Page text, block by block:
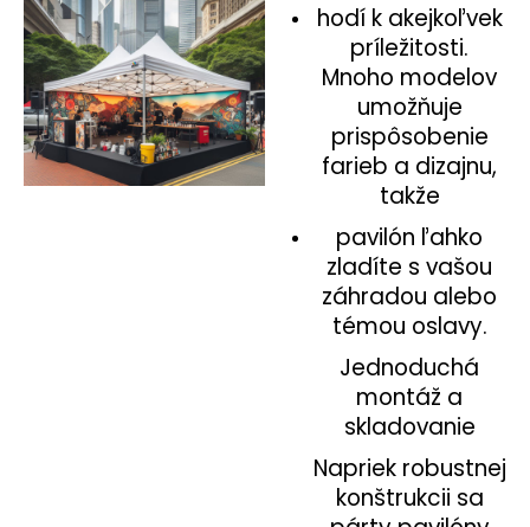
hodí k akejkoľvek
príležitosti.
Mnoho modelov
umožňuje
prispôsobenie
farieb a dizajnu,
takže
pavilón ľahko
zladíte s vašou
záhradou alebo
témou oslavy.
Jednoduchá
montáž a
skladovanie
Napriek robustnej
konštrukcii sa